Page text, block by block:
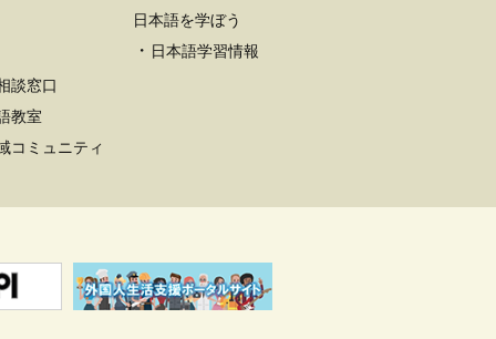
談窓口
教室
コミュニティ
日本語を学ぼう
日本語学習情報